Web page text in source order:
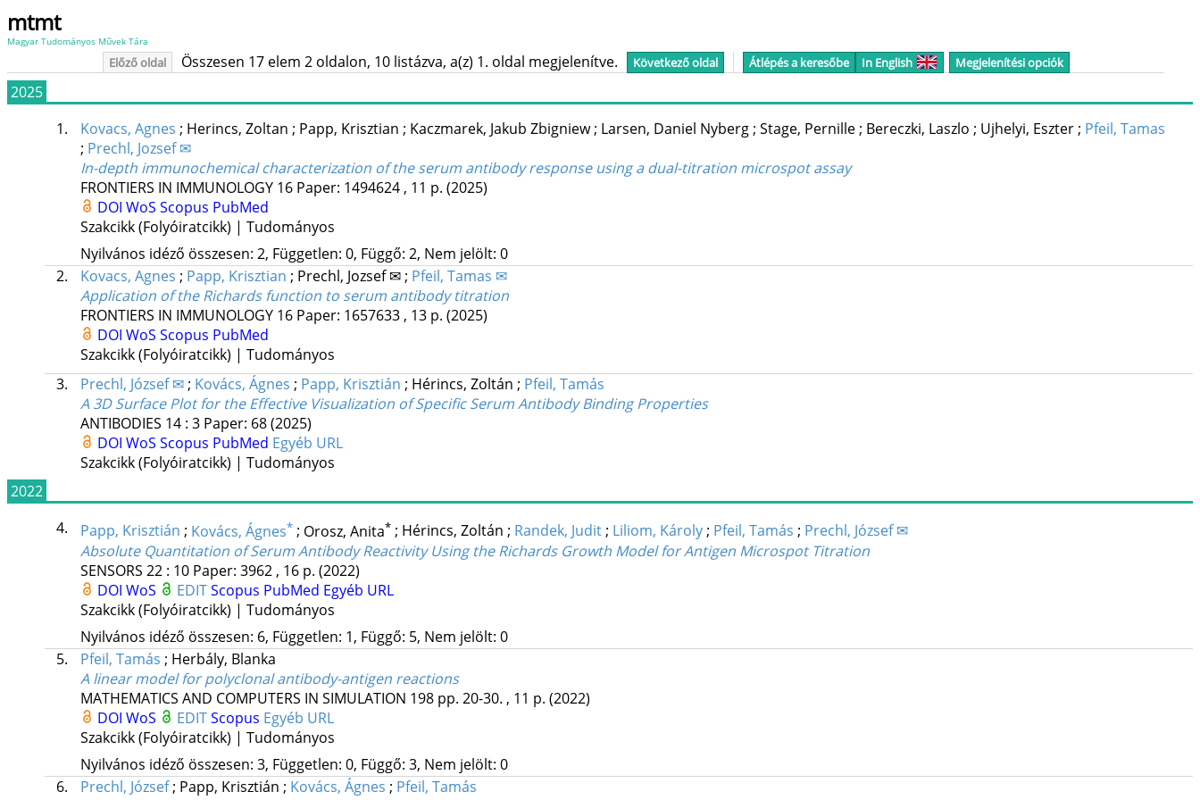
mtmt
Magyar Tudományos Művek Tára
Előző oldal Összesen 17 elem 2 oldalon, 10 listázva, a(z) 1. oldal megjelenítve. Következő oldal Átlépés a keresőbe In English Megjelenítési opciók
2025
1.
Kovacs, Agnes ; Herincs, Zoltan ; Papp, Krisztian ; Kaczmarek, Jakub Zbigniew; Larsen, Daniel Nyberg; Stage, Pernille; Bereczki, Laszlo ; Ujhelyi, Eszter; Pfeil, Tamas
; Prechl, Jozsef ✉
In-depth immunochemical characterization of the serum antibody response using a dual-titration microspot assay
FRONTIERS IN IMMUNOLOGY 16 Paper: 1494624 , 11 p. (2025)
DOI WoS Scopus PubMed
Szakcikk (Folyóiratcikk) | Tudományos
Nyilvános idéző összesen: 2, Független: 0, Függő: 2, Nem jelölt: 0
2.
Kovacs, Agnes ; Papp, Krisztian ; Prechl, Jozsef ✉; Pfeil, Tamas ✉
Application of the Richards function to serum antibody titration
FRONTIERS IN IMMUNOLOGY 16 Paper: 1657633 , 13 p. (2025)
DOI WoS Scopus PubMed
Szakcikk (Folyóiratcikk) | Tudományos
3.
Prechl, József ✉; Kovács, Ágnes ; Papp, Krisztián ; Hérincs, Zoltán ; Pfeil, Tamás
A 3D Surface Plot for the Effective Visualization of Specific Serum Antibody Binding Properties
ANTIBODIES 14: 3 Paper: 68(2025)
DOI WoS Scopus PubMed Egyéb URL
Szakcikk (Folyóiratcikk) | Tudományos
2022
4.
Papp, Krisztián ; Kovács, Ágnes* ; Orosz, Anita* ; Hérincs, Zoltán ; Randek, Judit; Liliom, Károly; Pfeil, Tamás ; Prechl, József ✉
Absolute Quantitation of Serum Antibody Reactivity Using the Richards Growth Model for Antigen Microspot Titration
SENSORS 22: 10 Paper: 3962 , 16 p. (2022)
DOI WoS EDITScopus PubMed Egyéb URL
Szakcikk (Folyóiratcikk) | Tudományos
Nyilvános idéző összesen: 6, Független: 1, Függő: 5, Nem jelölt: 0
5.
Pfeil, Tamás ; Herbály, Blanka
A linear model for polyclonal antibody-antigen reactions
MATHEMATICS AND COMPUTERS IN SIMULATION 198 pp. 20-30. , 11 p. (2022)
DOI WoS EDITScopus Egyéb URL
Szakcikk (Folyóiratcikk) | Tudományos
Nyilvános idéző összesen: 3, Független: 0, Függő: 3, Nem jelölt: 0
6.
Prechl, József ; Papp, Krisztián ; Kovács, Ágnes ; Pfeil, Tamás